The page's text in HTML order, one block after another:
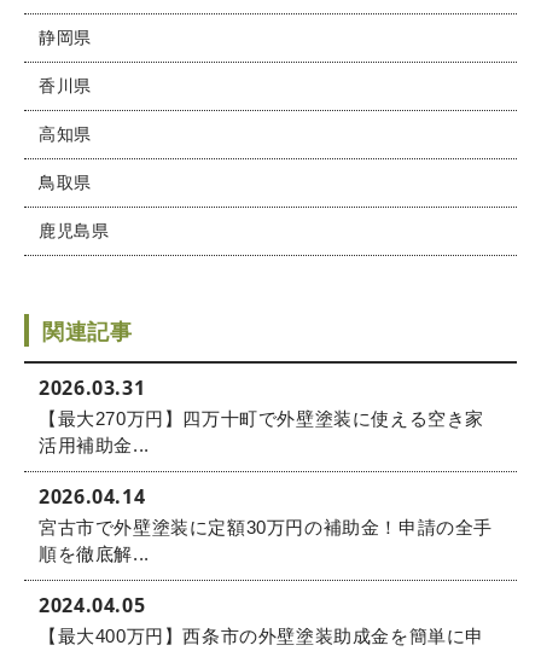
静岡県
香川県
高知県
鳥取県
鹿児島県
関連記事
2026.03.31
【最大270万円】四万十町で外壁塗装に使える空き家
活用補助金...
2026.04.14
宮古市で外壁塗装に定額30万円の補助金！申請の全手
順を徹底解...
2024.04.05
【最大400万円】西条市の外壁塗装助成金を簡単に申